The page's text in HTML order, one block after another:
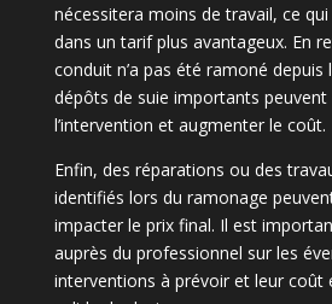
nécessitera moins de travail, ce
dans un tarif plus avantageux. En
conduit n’a pas été ramoné depuis
dépôts de suie importants
l’intervention et augmenter le coût.
Enfin, des réparations ou des
identifiés lors du ramonage
impacter le prix final. Il est
auprès du professionnel sur les
interventions à prévoir et leur coût